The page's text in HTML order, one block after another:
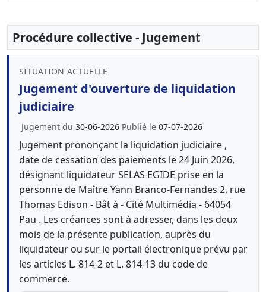
Procédure collective - Jugement
SITUATION ACTUELLE
Jugement d'ouverture de liquidation
judiciaire
Jugement du 30-06-2026 Publié le 07-07-2026
Jugement prononçant la liquidation judiciaire ,
date de cessation des paiements le 24 Juin 2026,
désignant liquidateur SELAS EGIDE prise en la
personne de Maître Yann Branco-Fernandes 2, rue
Thomas Edison - Bât à - Cité Multimédia - 64054
Pau . Les créances sont à adresser, dans les deux
mois de la présente publication, auprès du
liquidateur ou sur le portail électronique prévu par
les articles L. 814-2 et L. 814-13 du code de
commerce.